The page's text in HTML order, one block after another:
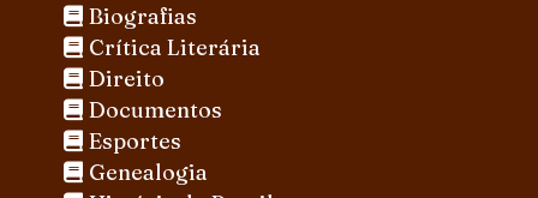
Biografias
Crítica Literária
Direito
Documentos
Esportes
Genealogia